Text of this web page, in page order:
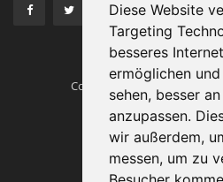
Diese Website
Targeting
besseres
ermöglichen
sehen, besser
anzupassen.
wir außerdem,
messen, um zu
Copyright ©